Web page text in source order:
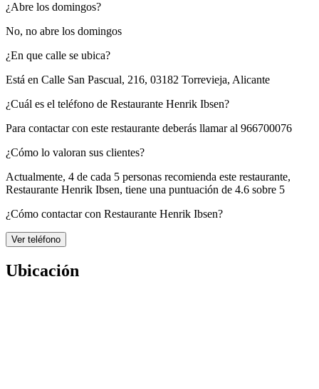
¿Abre los domingos?
No, no abre los domingos
¿En que calle se ubica?
Está en Calle San Pascual, 216, 03182 Torrevieja, Alicante
¿Cuál es el teléfono de Restaurante Henrik Ibsen?
Para contactar con este restaurante deberás llamar al 966700076
¿Cómo lo valoran sus clientes?
Actualmente, 4 de cada 5 personas recomienda este restaurante,
Restaurante Henrik Ibsen, tiene una puntuación de 4.6 sobre 5
¿Cómo contactar con Restaurante Henrik Ibsen?
Ver teléfono
Ubicación